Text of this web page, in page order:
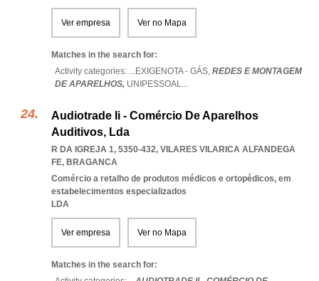
Ver empresa Ver no Mapa
Matches in the search for:
Activity categories: ...EXIGENOTA - GÁS, REDES E MONTAGEM
DE APARELHOS, UNIPESSOAL...
Audiotrade Ii - Comércio De Aparelhos
Auditivos, Lda
R DA IGREJA 1, 5350-432, VILARES VILARICA ALFANDEGA
FE, BRAGANCA
Comércio a retalho de produtos médicos e ortopédicos, em
estabelecimentos especializados
LDA
Ver empresa Ver no Mapa
Matches in the search for: